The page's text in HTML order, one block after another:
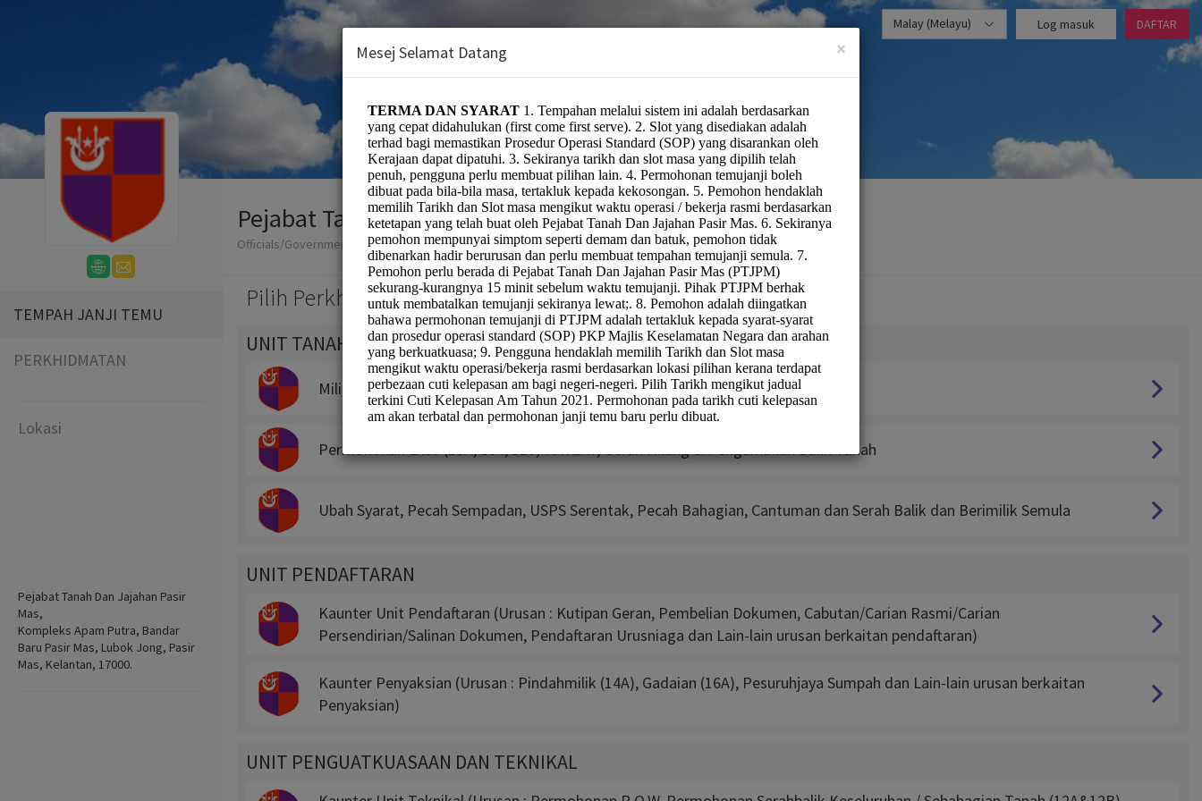
Malay (Melayu) Log masuk DAFTAR
TEMPAH JANJI TEMU
PERKHIDMATAN
Lokasi
Pejabat Tanah Dan Jajahan Pasir
Mas,
Kompleks Apam Putra, Bandar
Baru Pasir Mas, Lubok Jong, Pasir
Mas, Kelantan, 17000.
Pejabat Tanah Dan Jajahan Pasir Mas
Officials/Government
Pilih Perkhidmatan:
UNIT TANAH
Milik Tanah Kerajaan & Sewa Tanah Kerajaan
Permohonan Exco (13A, 104, 120) KAVEAT, Geran Hilang & Pengambilan Balik Tanah
Ubah Syarat, Pecah Sempadan, USPS Serentak, Pecah Bahagian, Cantuman dan Serah Balik dan Berimilik Semula
UNIT PENDAFTARAN
Kaunter Unit Pendaftaran (Urusan : Kutipan Geran, Pembelian Dokumen, Cabutan/Carian Rasmi/Carian
Persendirian/Salinan Dokumen, Pendaftaran Urusniaga dan Lain-lain urusan berkaitan pendaftaran)
Kaunter Penyaksian (Urusan : Pindahmilik (14A), Gadaian (16A), Pesuruhjaya Sumpah dan Lain-lain urusan berkaitan
Penyaksian)
UNIT PENGUATKUASAAN DAN TEKNIKAL
×
Mesej Selamat Datang